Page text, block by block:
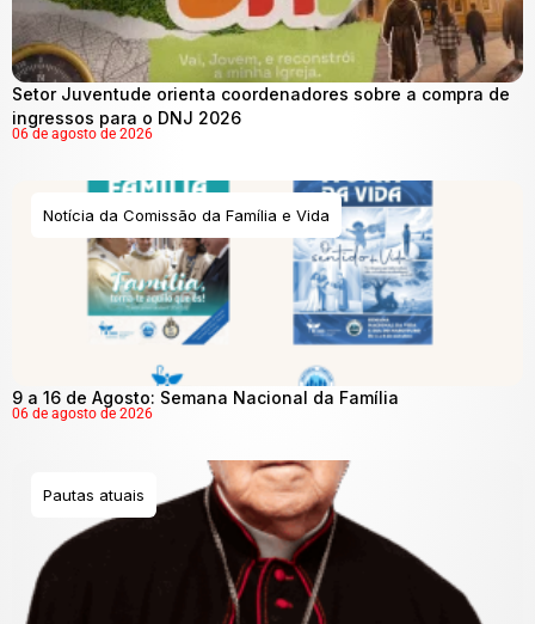
Setor Juventude orienta coordenadores sobre a compra de
ingressos para o DNJ 2026
06 de agosto de 2026
Notícia da Comissão da Família e Vida
9 a 16 de Agosto: Semana Nacional da Família
06 de agosto de 2026
Pautas atuais